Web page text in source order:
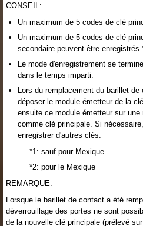
CONSEIL:
Un maximum de 5 codes de clé
Un maximum de 5 codes de clé
secondaire peuvent être
Le mode d'enregistrement se
dans le temps imparti.
Lors du remplacement du barillet
déposer le module émetteur de la
ensuite ce module émetteur sur
comme clé principale. Si
enregistrer d'autres clés.
*1: sauf pour Mexique
*2: pour le Mexique
REMARQUE:
Lorsque le barillet de contact a été
déverrouillage des portes ne sont
de la nouvelle clé principale (prélevé